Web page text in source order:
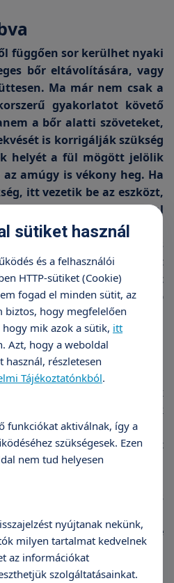
függően sor kerülhet nyaki
bőr eltávolítására, vagy
Ma már nem csak a
gyakorlatot követő
a bőr alatti szöveteket,
is korrigálják szükség
helyét a fül mögött jelölik
amúgy is vékony heg. Ha
itt vezetik be az eszközt,
finom mozdulatokkal
Ha további alakításra
bőr alatti kötőszövetet is
majd elhelyezi a rejtett
egy éjszakát javasolt
A páciens másnap
életmódbeli tanácsokkal
feszülés, megjelenhetnek
aszimmetrikusnak
nap alatt rendeződik a
felszívódása után. Két hét
pozitív hatása látszik. Ám
életmódra van
ne hajolj, ne emelgess
területen. A sebet ne
tíz nap után lehet.
arra, hogy finom sminkkel
sütiket használ
és a felhasználói
HTTP-sütiket (Cookie)
fogad el minden sütit, az
biztos, hogy megfelelően
mik azok a sütik, itt
Azt, hogy a weboldal
részletesen
Tájékoztatónkból.
funkciókat aktiválnak, így a
szükségesek. Ezen
nem tud helyesen
nyújtanak nekünk,
milyen tartalmat kedvelnek
az információkat
szolgáltatásainkat.